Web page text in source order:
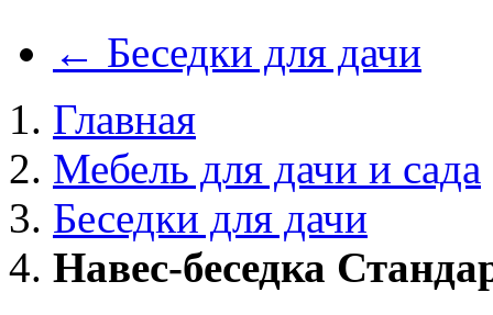
← Беседки для дачи
Главная
Мебель для дачи и сада
Беседки для дачи
Навес-беседка